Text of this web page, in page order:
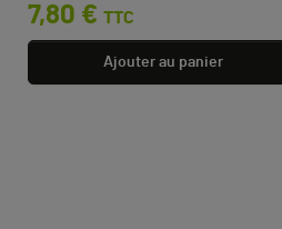
Prix
7,80 € TTC
Ajouter au panier